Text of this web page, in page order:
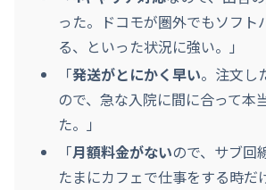
った。ドコモが圏外でもソフト
る、といった状況に強い。」
「発送がとにかく早い。注文し
ので、急な入院に間に合って本
た。」
「月額料金がないので、サブ回
たまにカフェで仕事をする時だ